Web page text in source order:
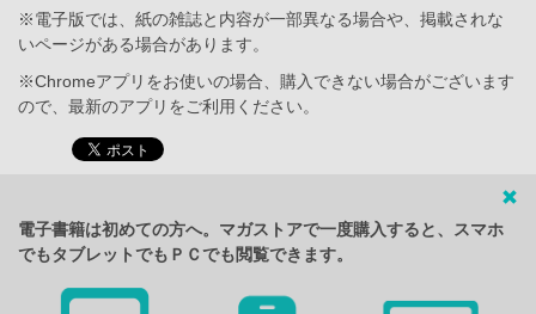
※電子版では、紙の雑誌と内容が一部異なる場合や、掲載されな
いページがある場合があります。
※Chromeアプリをお使いの場合、購入できない場合がございます
ので、最新のアプリをご利用ください。
電子書籍は初めての方へ。マガストアで一度購入すると、スマホ
でもタブレットでもＰＣでも閲覧できます。